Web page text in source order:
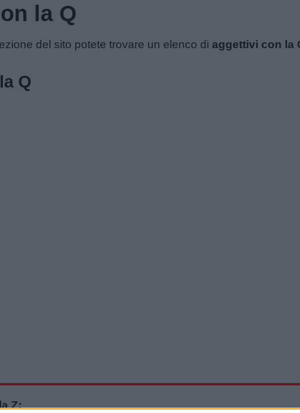
la Q
del sito potete trovare un elenco diaggettivi con la
Q
Z: